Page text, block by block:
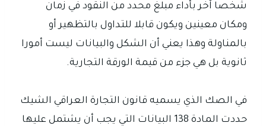
شخصا آخر بأداء مبلغ محدد من النقود في زمان
ومكان معينين ويكون قابلا للتداول بالتظهير أو
بالمناولة وهذا يعني أن الشكل والبيانات ليست أمورا
ثانوية بل هي جزء من قيمة الورقة التجارية.
في الصك الذي يسميه قانون التجارة العراقي الشيك
حددت المادة 138 البيانات التي يجب أن يشتمل عليها